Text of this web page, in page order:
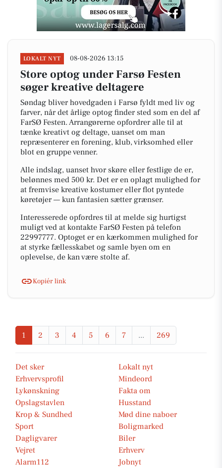
LOKALT NYT 08-08-2026 13:15
Store optog under Farsø Festen
søger kreative deltagere
Søndag bliver hovedgaden i Farsø fyldt med liv og
farver, når det årlige optog finder sted som en del af
FarSØ Festen. Arrangørerne opfordrer alle til at
tænke kreativt og deltage, uanset om man
repræsenterer en forening, klub, virksomhed eller
blot en gruppe venner.
Alle indslag, uanset hvor skøre eller festlige de er,
belønnes med 500 kr. Det er en oplagt mulighed for
at fremvise kreative kostumer eller flot pyntede
køretøjer — kun fantasien sætter grænser.
Interesserede opfordres til at melde sig hurtigst
muligt ved at kontakte FarSØ Festen på telefon
22997777. Optoget er en kærkommen mulighed for
at styrke fællesskabet og samle byen om en
oplevelse, de kan være stolte af.
Kopiér link
1 2 3 4 5 6 7 ... 269
Det sker
Lokalt nyt
Erhvervsprofil
Mindeord
Lykønskning
Fakta om
Opslagstavlen
Husstand
Krop & Sundhed
Mød dine naboer
Sport
Boligmarked
Dagligvarer
Biler
Vejret
Erhverv
Alarm112
Jobnyt